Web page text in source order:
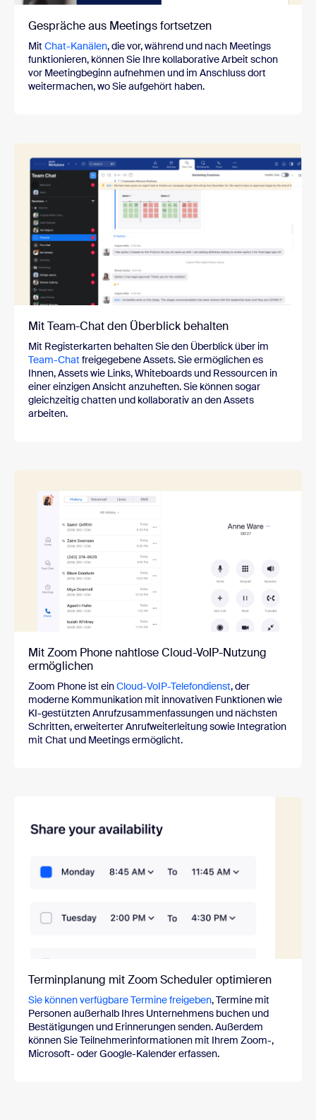
Gespräche aus Meetings fortsetzen
Mit Chat-Kanälen, die vor, während und nach Meetings
funktionieren, können Sie Ihre kollaborative Arbeit schon
vor Meetingbeginn aufnehmen und im Anschluss dort
weitermachen, wo Sie aufgehört haben.
Mit Team-Chat den Überblick behalten
Mit Registerkarten behalten Sie den Überblick über im
Team-Chat freigegebene Assets. Sie ermöglichen es
Ihnen, Assets wie Links, Whiteboards und Ressourcen in
einer einzigen Ansicht anzuheften. Sie können sogar
gleichzeitig chatten und kollaborativ an den Assets
arbeiten.
Mit Zoom Phone nahtlose Cloud-VoIP-Nutzung
ermöglichen
Zoom Phone ist einCloud-VoIP-Telefondienst, der
moderne Kommunikation mit innovativen Funktionen wie
KI-gestützten Anrufzusammenfassungen und nächsten
Schritten, erweiterter Anrufweiterleitung sowie Integration
mit Chat und Meetings ermöglicht.
Terminplanung mit Zoom Scheduler optimieren
Sie können verfügbare Termine freigeben, Termine mit
Personen außerhalb Ihres Unternehmens buchen und
Bestätigungen und Erinnerungen senden. Außerdem
können Sie Teilnehmerinformationen mit Ihrem Zoom-,
Microsoft- oder Google-Kalender erfassen.